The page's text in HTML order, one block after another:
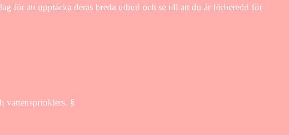
för att upptäcka deras breda utbud och se till att du är förberedd för
vattensprinklers. §